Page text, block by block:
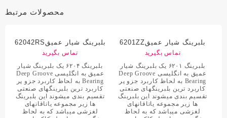
محصولات مرتبط
بلبرینگ شیار عمیق62042RS
تماس بگیرید
بلبرینگ ۶۲۰۴ یک بلبرینگ شیار
عمیق به انگلیسی Deep Groove
Bearing به لحاظ کاربرد جزو پر
کاربرد ترین بلبرینگهای صنعتی
تقسیم بندی میشوند این بلبرینگ
ها زیر مجموعه یاتاقانهای
لغزشی میباشد که به لحاظ
بلبرینگ شیار عمیق6201ZZ
تماس بگیرید
بلبرینگ ۶۲۰۱ یک بلبرینگ شیار
عمیق به انگلیسی Deep Groove
Bearing به لحاظ کاربرد جزو پر
کاربرد ترین بلبرینگهای صنعتی
تقسیم بندی میشوند این بلبرینگ
ها زیر مجموعه یاتاقانهای
لغزشی میباشد که به لحاظ